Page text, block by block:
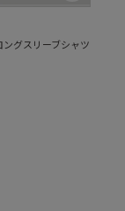
グスリーブシャツ